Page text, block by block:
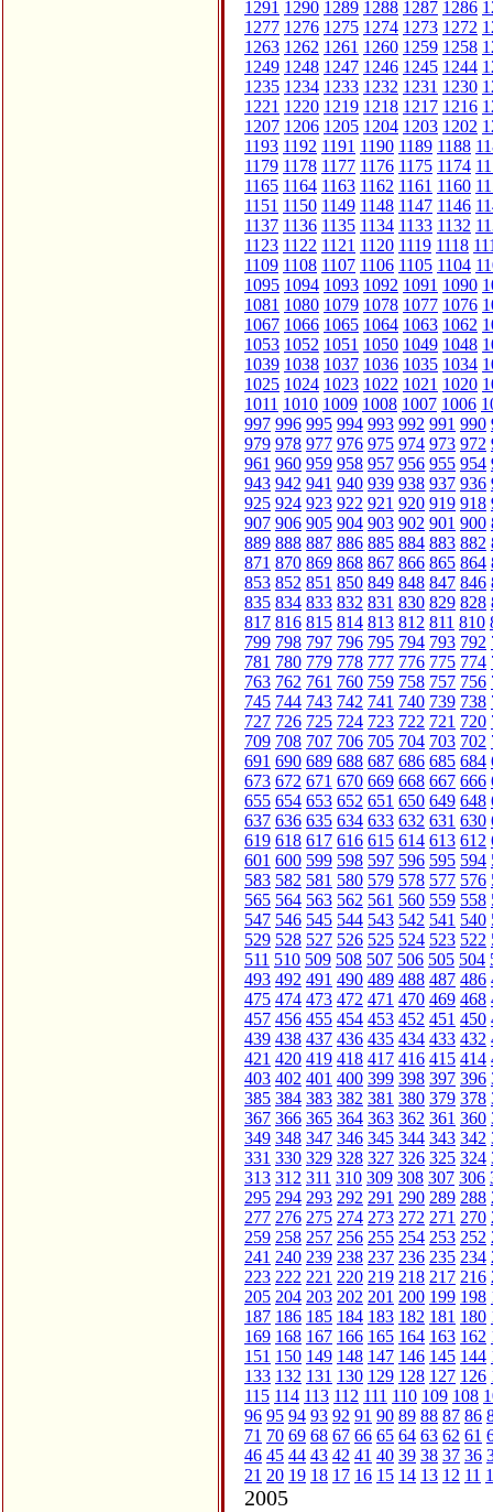
1291 1290 1289 1288 1287 1286
1277 1276 1275 1274 1273 1272
1263 1262 1261 1260 1259 1258
1249 1248 1247 1246 1245 1244
1235 1234 1233 1232 1231 1230
1221 1220 1219 1218 1217 1216
1207 1206 1205 1204 1203 1202
1193 1192 1191 1190 1189 1188
1179 1178 1177 1176 1175 1174
1165 1164 1163 1162 1161 1160
1151 1150 1149 1148 1147 1146
1137 1136 1135 1134 1133 1132
1123 1122 1121 1120 1119 1118
1109 1108 1107 1106 1105 1104
1095 1094 1093 1092 1091 1090
1081 1080 1079 1078 1077 1076
1067 1066 1065 1064 1063 1062
1053 1052 1051 1050 1049 1048
1039 1038 1037 1036 1035 1034
1025 1024 1023 1022 1021 1020
1011 1010 1009 1008 1007 1006
997 996 995 994 993 992 991 990
979 978 977 976 975 974 973 972
961 960 959 958 957 956 955 954
943 942 941 940 939 938 937 936
925 924 923 922 921 920 919 918
907 906 905 904 903 902 901 900
889 888 887 886 885 884 883 882
871 870 869 868 867 866 865 864
853 852 851 850 849 848 847 846
835 834 833 832 831 830 829 828
817 816 815 814 813 812 811 810
799 798 797 796 795 794 793 792
781 780 779 778 777 776 775 774
763 762 761 760 759 758 757 756
745 744 743 742 741 740 739 738
727 726 725 724 723 722 721 720
709 708 707 706 705 704 703 702
691 690 689 688 687 686 685 684
673 672 671 670 669 668 667 666
655 654 653 652 651 650 649 648
637 636 635 634 633 632 631 630
619 618 617 616 615 614 613 612
601 600 599 598 597 596 595 594
583 582 581 580 579 578 577 576
565 564 563 562 561 560 559 558
547 546 545 544 543 542 541 540
529 528 527 526 525 524 523 522
511 510 509 508 507 506 505 504
493 492 491 490 489 488 487 486
475 474 473 472 471 470 469 468
457 456 455 454 453 452 451 450
439 438 437 436 435 434 433 432
421 420 419 418 417 416 415 414
403 402 401 400 399 398 397 396
385 384 383 382 381 380 379 378
367 366 365 364 363 362 361 360
349 348 347 346 345 344 343 342
331 330 329 328 327 326 325 324
313 312 311 310 309 308 307 306
295 294 293 292 291 290 289 288
277 276 275 274 273 272 271 270
259 258 257 256 255 254 253 252
241 240 239 238 237 236 235 234
223 222 221 220 219 218 217 216
205 204 203 202 201 200 199 198
187 186 185 184 183 182 181 180
169 168 167 166 165 164 163 162
151 150 149 148 147 146 145 144
133 132 131 130 129 128 127 126
115 114 113 112 111 110 109 108
96 95 94 93 92 91 90 89 88 87 86
71 70 69 68 67 66 65 64 63 62 61
46 45 44 43 42 41 40 39 38 37 36
21 20 19 18 17 16 15 14 13 12 11
2005